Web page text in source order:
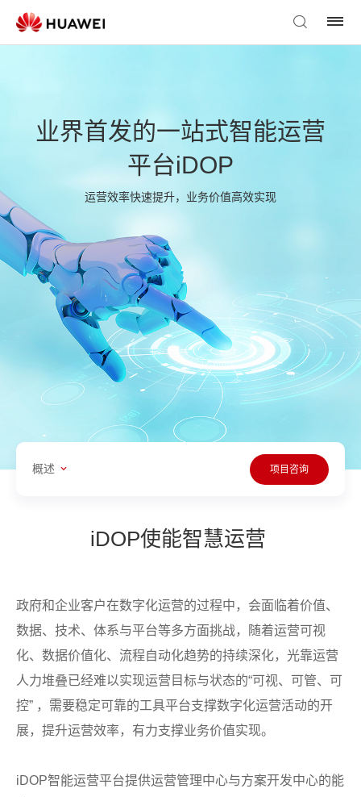
业界首发的一站式智能运营
平台iDOP
运营效率快速提升，业务价值高效实现
概述 项目咨询
iDOP使能智慧运营
政府和企业客户在数字化运营的过程中，会面临着价值、
数据、技术、体系与平台等多方面挑战，随着运营可视
化、数据价值化、流程自动化趋势的持续深化，光靠运营
人力堆叠已经难以实现运营目标与状态的“可视、可管、可
控” ，需要稳定可靠的工具平台支撑数字化运营活动的开
展，提升运营效率，有力支撑业务价值实现。
iDOP智能运营平台提供运营管理中心与方案开发中心的能